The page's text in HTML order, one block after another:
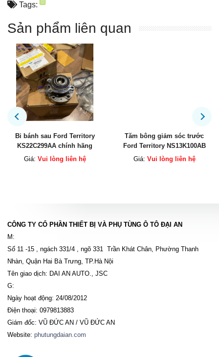
Tags:
Sản phẩm liên quan
Bi bánh sau Ford Territory
KS22C299AA chính hãng
Giá: Vui lòng liên hệ
Tăm bông giảm sóc trước
Ford Territory NS13K100AB
chính hãng
Giá: Vui lòng liên hệ
CÔNG TY CỔ PHẦN THIẾT BỊ VÀ PHỤ TÙNG Ô TÔ ĐẠI AN
M:
Số 11 -15 , ngách 331/4 , ngõ 331 Trần Khát Chân, Phường Thanh
Nhàn, Quận Hai Bà Trưng, TP.Hà Nội
Tên giao dịch: DAI AN AUTO., JSC
G:
Ngày hoạt động: 24/08/2012
Điện thoại: 0979813883
Giám đốc: VŨ ĐỨC AN / VŨ ĐỨC AN
Website: phutungdaian.com